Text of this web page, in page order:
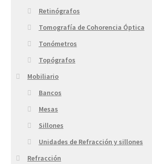
Retinógrafos
Tomografía de Cohorencia Óptica
Tonómetros
Topógrafos
Mobiliario
Bancos
Mesas
Sillones
Unidades de Refracción y sillones
Refracción